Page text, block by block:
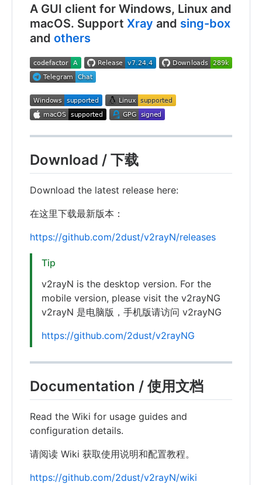
A GUI client for Windows, Linux and
macOS. Support Xray and sing-box
and others
Download / 下载
Download the latest release here:
在这里下载最新版本：
https://github.com/2dust/v2rayN/releases
Tip
v2rayN is the desktop version. For the
mobile version, please visit the v2rayNG
v2rayN 是电脑版，手机版请访问 v2rayNG
https://github.com/2dust/v2rayNG
Documentation / 使用文档
Read the Wiki for usage guides and
configuration details.
请阅读 Wiki 获取使用说明和配置教程。
https://github.com/2dust/v2rayN/wiki